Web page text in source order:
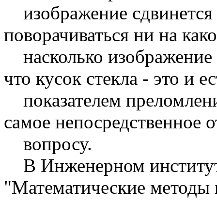
изображение сдвинется
поворачиваться ни на
насколько
что кусок стекла - это и
показателем
самое непосредственное
вопросу.
В Инженерном
"Математические методы